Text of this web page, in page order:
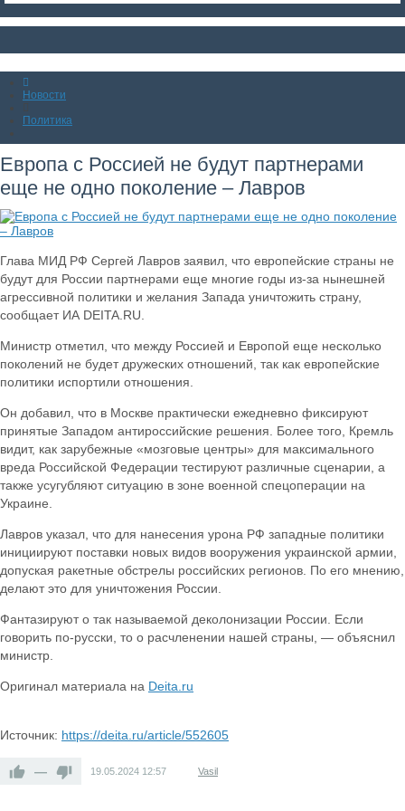
Новости
Политика
Европа с Россией не будут партнерами
еще не одно поколение – Лавров
Глава МИД РФ Сергей Лавров заявил, что европейские страны не
будут для России партнерами еще многие годы из-за нынешней
агрессивной политики и желания Запада уничтожить страну,
сообщает ИА DEITA.RU.
Министр отметил, что между Россией и Европой еще несколько
поколений не будет дружеских отношений, так как европейские
политики испортили отношения.
Он добавил, что в Москве практически ежедневно фиксируют
принятые Западом антироссийские решения. Более того, Кремль
видит, как зарубежные «мозговые центры» для максимального
вреда Российской Федерации тестируют различные сценарии, а
также усугубляют ситуацию в зоне военной спецоперации на
Украине.
Лавров указал, что для нанесения урона РФ западные политики
инициируют поставки новых видов вооружения украинской армии,
допуская ракетные обстрелы российских регионов. По его мнению,
делают это для уничтожения России.
Фантазируют о так называемой деколонизации России. Если
говорить по-русски, то о расчленении нашей страны, — объяснил
министр.
Оригинал материала на Deita.ru
Источник: https://deita.ru/article/552605
— 19.05.2024 12:57 Vasil